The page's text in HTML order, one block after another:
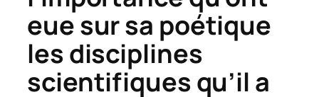
eue sur sa poétique
les disciplines
scientifiques qu’il a